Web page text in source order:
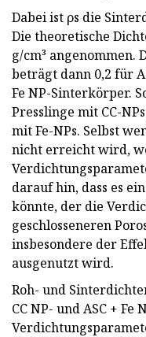
Dabei ist ρs die
Die theoretische
g/cm³ angenommen.
beträgt dann 0,2 für
Fe NP-Sinterkörper.
Presslinge mit CC-
mit Fe-NPs. Selbst
nicht erreicht wird,
darauf hin, dass es
könnte, der die
geschlosseneren
insbesondere der
ausgenutzt wird.
Roh- und
CC NP- und ASC +